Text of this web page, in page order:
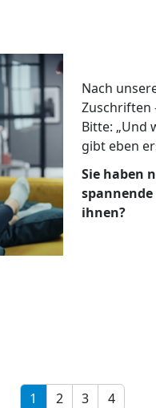
Nach
Zuschriften
Bitte: „Und
gibt eben
Sie haben
ihnen?
1 2 3 4